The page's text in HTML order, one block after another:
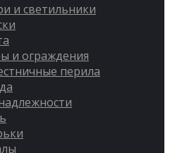
и светильники
и ограждения
перила